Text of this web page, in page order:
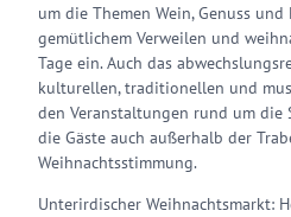
um die Themen Wein, Genuss
gemütlichem Verweilen und
Tage ein. Auch das
kulturellen, traditionellen und
den Veranstaltungen rund um die
die Gäste auch außerhalb der
Weihnachts­stimmung.
Unterirdischer Weihnachtsmarkt: